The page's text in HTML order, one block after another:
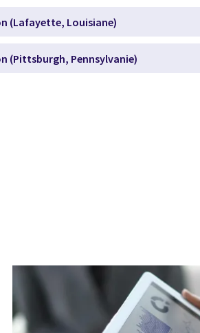
(Lafayette, Louisiane)
(Pittsburgh, Pennsylvanie)